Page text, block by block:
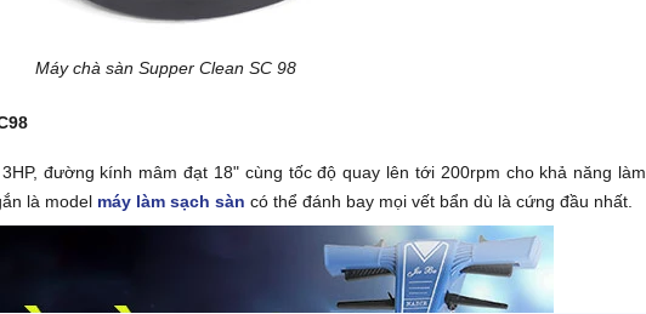
Máy chà sàn Supper Clean SC 98
đường kính mâm đạt 18" cùng tốc độ quay lên tới 200rpm cho khả năng làm
là model máy làm sạch sàn có thể đánh bay mọi vết bẩn dù là cứng đầu nhất.